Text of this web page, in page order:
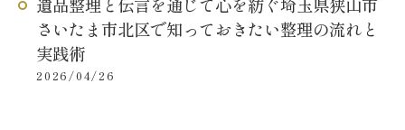
さいたま市北区で知っておきたい整理の流れと
実践術
2026/04/26